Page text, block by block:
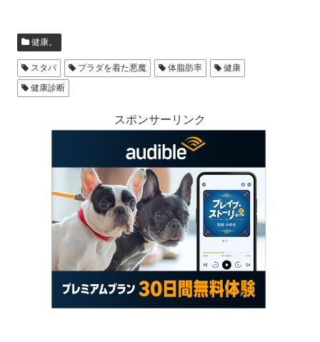
健康。
スタバ プラダを着た悪魔 体脂肪率
健康
健康診断
スポンサーリンク